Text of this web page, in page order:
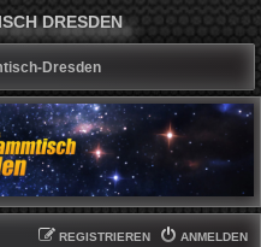
DRESDEN
Dresden
ANMELDEN
REGISTRIEREN